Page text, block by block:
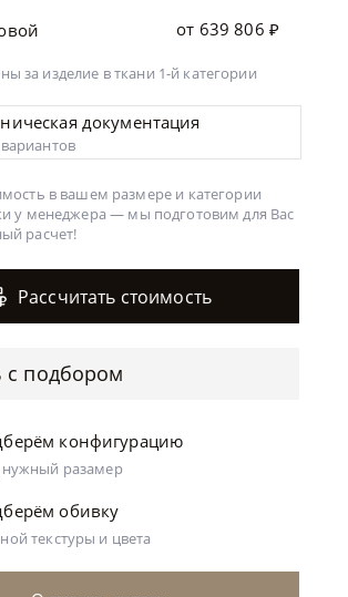
от 639 806 ₽
за изделие в ткани 1-й категории
документация
в вашем размере и категории
у менеджера — мы подготовим для Вас
расчет!
Рассчитать стоимость
подбором
конфигурацию
нужный разамер
обивку
текстуры и цвета